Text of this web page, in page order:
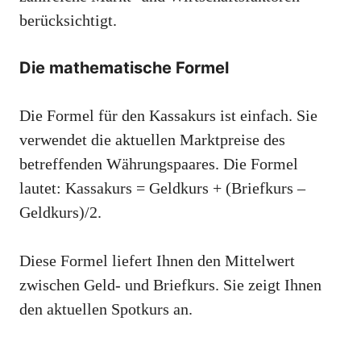
berücksichtigt.
Die mathematische Formel
Die Formel für den Kassakurs ist einfach. Sie
verwendet die aktuellen Marktpreise des
betreffenden Währungspaares. Die Formel
lautet: Kassakurs = Geldkurs + (Briefkurs –
Geldkurs)/2.
Diese Formel liefert Ihnen den Mittelwert
zwischen Geld- und Briefkurs. Sie zeigt Ihnen
den aktuellen Spotkurs an.